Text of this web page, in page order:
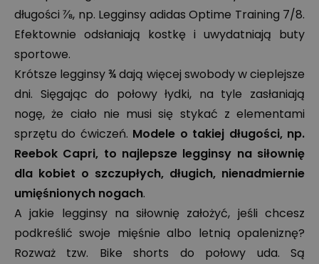
długości ⅞, np. Legginsy adidas Optime Training 7/8.
Efektownie odsłaniają kostkę i uwydatniają buty
sportowe.
Krótsze legginsy ¾ dają więcej swobody w cieplejsze
dni. Sięgając do połowy łydki, na tyle zasłaniają
nogę, że ciało nie musi się stykać z elementami
sprzętu do ćwiczeń. Modele o takiej długości, np.
Reebok Capri, to najlepsze legginsy na siłownię
dla kobiet o szczupłych, długich, nienadmiernie
umięśnionych nogach.
A jakie legginsy na siłownię założyć, jeśli chcesz
podkreślić swoje mięśnie albo letnią opaleniznę?
Rozważ tzw. Bike shorts do połowy uda. Są